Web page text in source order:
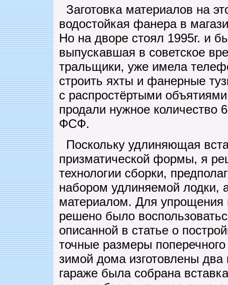
Заготовка материалов на
водостойкая фанера в
Но на дворе стоял 1995г. и
выпускавшая в советское
тральщики, уже имела
строить яхты и фанерные
с распростёртыми
продали нужное
ФСФ.
Поскольку удлиняющая
призматической формы, я
технологии сборки,
набором удлиняемой лодки,
материалом. Для упрощения
решено было
описанной в статье о
точные размеры
зимой дома изготовлены
гараже была собрана